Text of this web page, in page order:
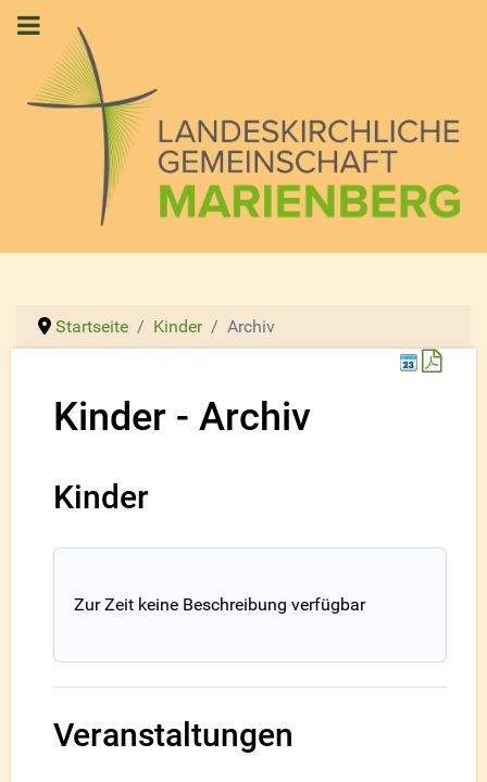
Startseite Kinder
Archiv
Kinder - Archiv
Kinder
Zur Zeit keine Beschreibung verfügbar
Veranstaltungen